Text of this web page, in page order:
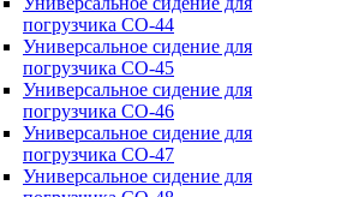
погрузчика CO-44
Универсальное сидение для
погрузчика CO-45
Универсальное сидение для
погрузчика CO-46
Универсальное сидение для
погрузчика CO-47
Универсальное сидение для